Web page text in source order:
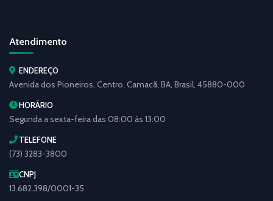
Atendimento
ENDEREÇO
Avenida dos Pioneiros, Centro, Camacã, BA, Brasil, 45880-000
HORÁRIO
Segunda a sexta-feira das 08:00 às 13:00
TELEFONE
(73) 3283-3800
CNPJ
13.682.398/0001-35